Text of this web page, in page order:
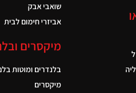
שואבי אבק
אביזרי חימום לבית
מיקסרים
בלנדרים ומוטות
מיקסרים